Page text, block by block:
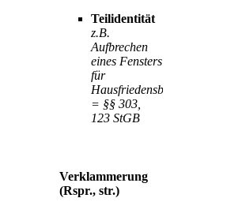
Teilidentität
z.B.
Aufbrechen
eines Fensters
für
Hausfriedensbruch
= §§ 303,
123 StGB
Verklammerung
(Rspr., str.)